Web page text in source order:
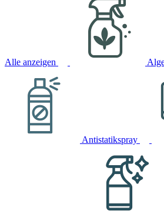
Alle anzeigen
Antistatikspray